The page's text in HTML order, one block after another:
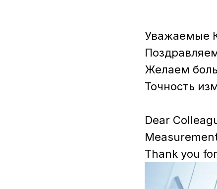
Уважаемые
Желаем
Точность
Dear
Thank you